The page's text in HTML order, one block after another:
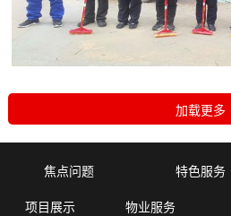
焦点问题 特色服务
项目展示 物业服务